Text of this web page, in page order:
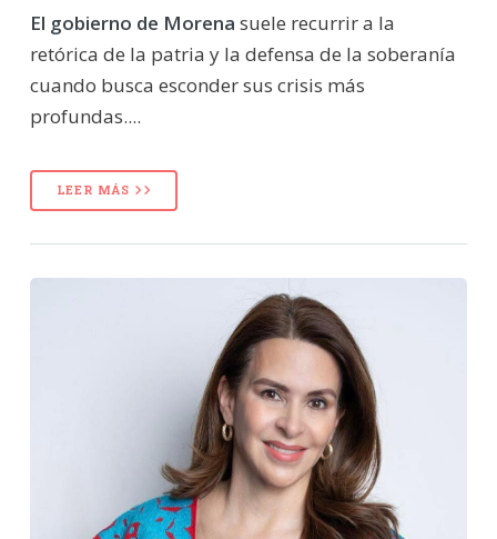
El gobierno de Morena suele recurrir a la
retórica de la patria y la defensa de la soberanía
cuando busca esconder sus crisis más
profundas....
LEER MÁS